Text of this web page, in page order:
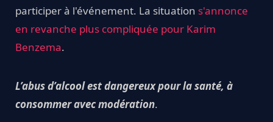
participer à l'événement. La situation s'annonce
en revanche plus compliquée pour Karim
Benzema.
L’abus d’alcool est dangereux pour la santé, à
consommer avec modération.